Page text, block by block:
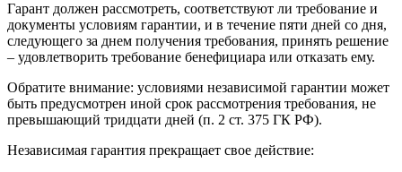
Гарант должен рассмотреть, соответствуют ли требование и
документы условиям гарантии, и в течение пяти дней со дня,
следующего за днем получения требования, принять решение
– удовлетворить требование бенефициара или отказать ему.
Обратите внимание: условиями независимой гарантии может
быть предусмотрен иной срок рассмотрения требования, не
превышающий тридцати дней (п. 2 ст. 375 ГК РФ).
Независимая гарантия прекращает свое действие: